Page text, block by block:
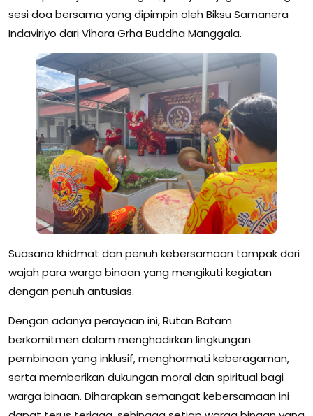
sesi doa bersama yang dipimpin oleh Biksu Samanera
Indaviriyo dari Vihara Grha Buddha Manggala.
Suasana khidmat dan penuh kebersamaan tampak dari
wajah para warga binaan yang mengikuti kegiatan
dengan penuh antusias.
Dengan adanya perayaan ini, Rutan Batam
berkomitmen dalam menghadirkan lingkungan
pembinaan yang inklusif, menghormati keberagaman,
serta memberikan dukungan moral dan spiritual bagi
warga binaan. Diharapkan semangat kebersamaan ini